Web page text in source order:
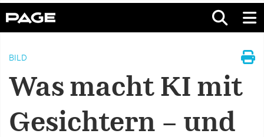
BILD
Was macht KI mit
Gesichtern – und